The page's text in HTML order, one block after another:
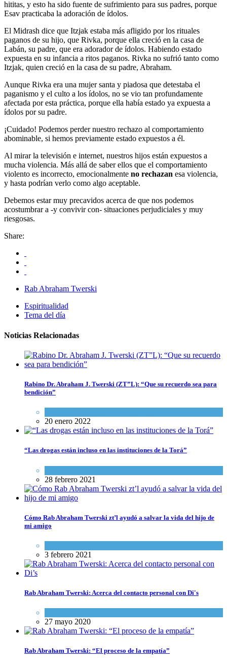
hititas, y esto ha sido fuente de sufrimiento para sus padres, porque
Esav practicaba la adoración de ídolos.
El Midrash dice que Itzjak estaba más afligido por los rituales
paganos de su hijo, que Rivka, porque ella creció en la casa de
Labán, su padre, que era adorador de ídolos. Habiendo estado
expuesta en su infancia a ritos paganos. Rivka no sufrió tanto como
Itzjak, quien creció en la casa de su padre, Abraham.
Aunque Rivka era una mujer santa y piadosa que detestaba el
paganismo y el culto a los ídolos, no se vio tan profundamente
afectada por esta práctica, porque ella había estado ya expuesta a
ídolos por su padre.
¡Cuidado! Podemos perder nuestro rechazo al comportamiento
abominable, si hemos previamente estado expuestos a él.
Al mirar la televisión e internet, nuestros hijos están expuestos a
mucha violencia. Más allá de saber ellos que el comportamiento
violento es incorrecto, emocionalmente no rechazan esa violencia,
y hasta podrían verlo como algo aceptable.
Debemos estar muy precavidos acerca de que nos podemos
acostumbrar a -y convivir con- situaciones perjudiciales y muy
riesgosas.
Share:
Rab Abraham Twerski
Espiritualidad
Tema del día
Noticias Relacionadas
Rabino Dr. Abraham J. Twerski (ZT”L): “Que su recuerdo sea para
bendición”
20 enero 2022
“Las drogas están incluso en las instituciones de la Torá”
28 febrero 2021
Cómo Rab Abraham Twerski zt’l ayudó a salvar la vida del hijo de
mi amigo
3 febrero 2021
Rab Abraham Twerski: Acerca del contacto personal con Di's
27 mayo 2020
Rab Abraham Twerski: “El proceso de la empatía”